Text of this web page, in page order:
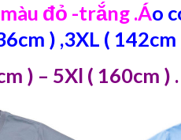
đỏ -trắng .Áo
) ,3XL ( 142cm
) – 5Xl ( 160cm ) .